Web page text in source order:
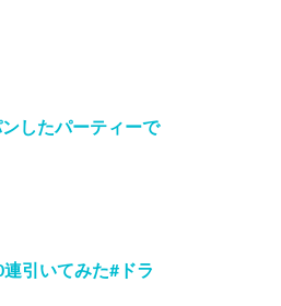
したパーティーで
引いてみた#ドラ